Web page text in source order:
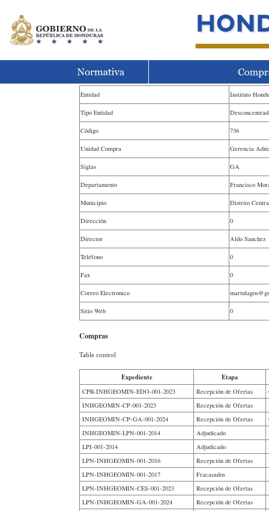
Entidad Instituto
Tipo Entidad
Código 736
Unidad Compra Gerencia
Siglas GA
Departamento Francisco
Municipio Distrito
Dirección 0
Director Aldo Sanchez
Teléfono 0
Fax 0
Correo Electronico
Sitio Web 0
Compras
Table control
Expediente Etapa
CPR-INHGEOMIN-EDO-001-2023 Recepción de Ofertas
INHGEOMIN-CP-001-2023
Recepción de Ofertas
INHGEOMIN-CP-GA-001-2024
Recepción de Ofertas
INHGEOMIN-LPN-001-2014
Adjudicado
LPI-001-2014
Adjudicado
LPN-INHGEOMIN-001-2016
Recepción de Ofertas
LPN-INHGEOMIN-001-2017
Fracasados
LPN-INHGEOMIN-CES-001-2023
Recepción de Ofertas
LPN-INHGEOMIN-GA-001-2024
Recepción de Ofertas